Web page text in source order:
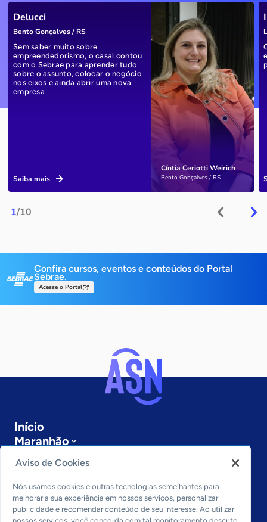
1/10
Cíntia Ceriotti Weirich
Bento Gonçalves / RS
Delucci
Bento Gonçalves / RS
Sem saber muito sobre
empreendedorismo, o casal contou
com o Sebrae para aprender tudo
sobre o assunto, colocar o negócio
nos eixos e ainda abrir uma nova
empresa
Saiba mais
Confira cursos, eventos e conteúdos do Portal
Sebrae.
Acesse o Portal
Início
Maranhão
Sobre a ASN
Últimas notícias
Entre em contato
Editorias
Aviso de Cookies
Nós usamos cookies e outras tecnologias semelhantes para
melhorar a sua experiência em nossos serviços, personalizar
publicidade e recomendar conteúdo de seu interesse. Ao utilizar